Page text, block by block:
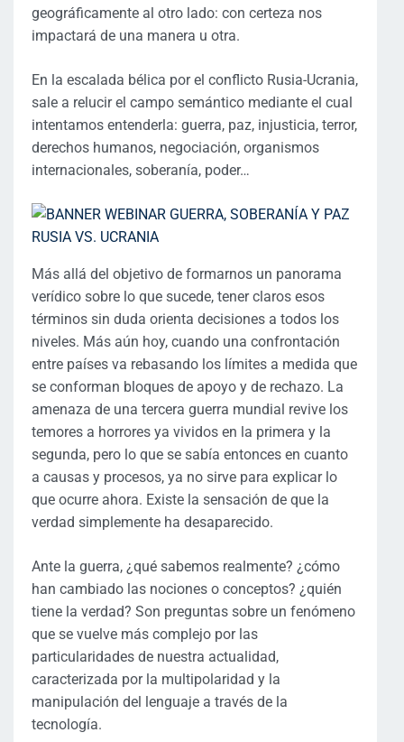
geográficamente al otro lado: con certeza nos
impactará de una manera u otra.
En la escalada bélica por el conflicto Rusia-Ucrania,
sale a relucir el campo semántico mediante el cual
intentamos entenderla: guerra, paz, injusticia, terror,
derechos humanos, negociación, organismos
internacionales, soberanía, poder…
Más allá del objetivo de formarnos un panorama
verídico sobre lo que sucede, tener claros esos
términos sin duda orienta decisiones a todos los
niveles. Más aún hoy, cuando una confrontación
entre países va rebasando los límites a medida que
se conforman bloques de apoyo y de rechazo. La
amenaza de una tercera guerra mundial revive los
temores a horrores ya vividos en la primera y la
segunda, pero lo que se sabía entonces en cuanto
a causas y procesos, ya no sirve para explicar lo
que ocurre ahora. Existe la sensación de que la
verdad simplemente ha desaparecido.
Ante la guerra, ¿qué sabemos realmente? ¿cómo
han cambiado las nociones o conceptos? ¿quién
tiene la verdad? Son preguntas sobre un fenómeno
que se vuelve más complejo por las
particularidades de nuestra actualidad,
caracterizada por la multipolaridad y la
manipulación del lenguaje a través de la
tecnología.